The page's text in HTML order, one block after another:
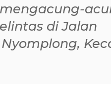
di Jalan